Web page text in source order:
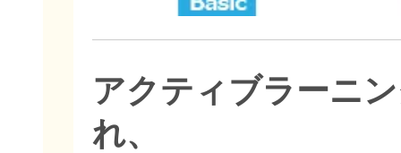
アクティブラーニ
れ、